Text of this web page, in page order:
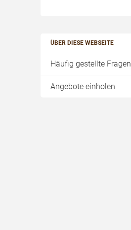
ÜBER DIESE WEBSEITE
Häufig gestellte Fragen
Angebote einholen